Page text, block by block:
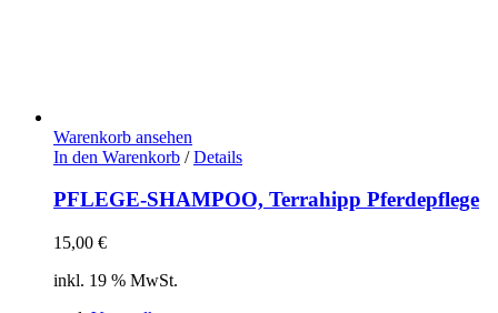
Warenkorb ansehen
In den Warenkorb / Details
PFLEGE-SHAMPOO, Terrahipp Pferdepflege
15,00 €
inkl. 19 % MwSt.